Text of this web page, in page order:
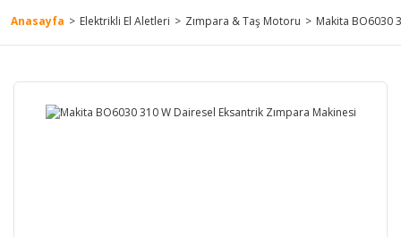
Anasayfa Elektrikli El Aletleri Zımpara & Taş Motoru Makita BO6030